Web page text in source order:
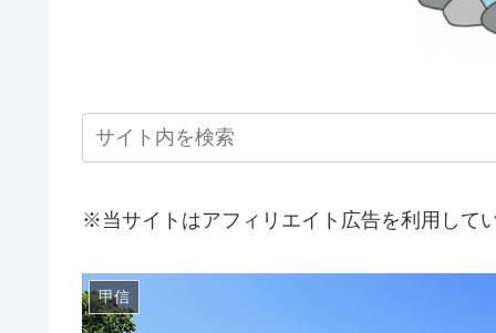
※当サイトはアフィリエイト広告を利用して
甲信